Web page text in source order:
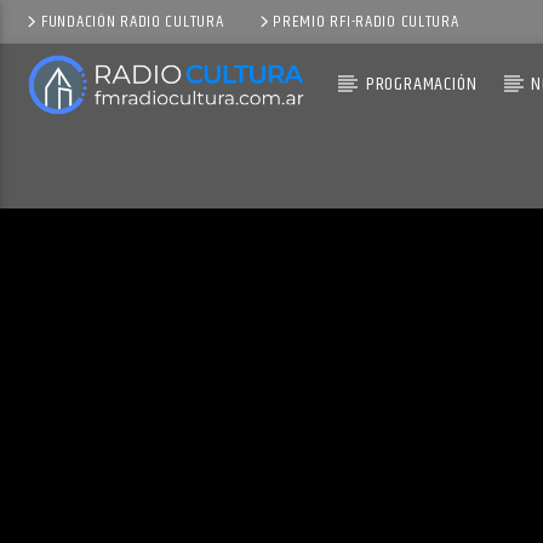
FUNDACIÓN RADIO CULTURA PREMIO RFI-RADIO CULTURA
PROGRAMACIÓN